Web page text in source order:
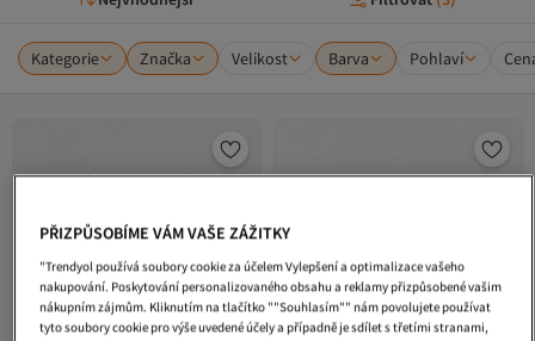
Kategorie Značka Velikost Barva Pohlaví
PŘIZPŮSOBÍME VÁM VAŠE ZÁŽITKY
"Trendyol používá soubory cookie za účelem Vylepšení a optimalizace vašeho
nakupování. Poskytování personalizovaného obsahu a reklamy přizpůsobené vašim
nákupním zájmům. Kliknutím na tlačítko ""Souhlasím"" nám povolujete používat
tyto soubory cookie pro výše uvedené účely a případně je sdílet s třetími stranami,